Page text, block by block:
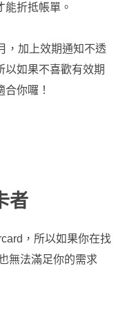
折抵帳單。
，加上效期通知不透
以如果不喜歡有效期
你囉！
者
，所以如果你在找
無法滿足你的需求